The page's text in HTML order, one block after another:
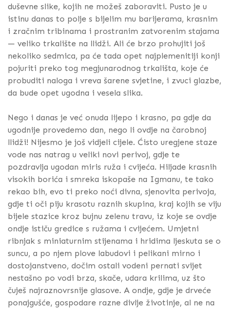
duševne slike, kojih ne možeš zaboraviti. Pusto je u
istinu danas to polje s bijelim mu barijerama, krasnim
i zračnim tribinama i prostranim zatvorenim stajama
— veliko trkalište na llidži. Ali će brzo prohujiti još
nekoliko sedmica, pa će tada opet najplemenitiji konji
pojuriti preko tog megjunarodnog trkališta, koje će
probuditi naloga i vreva šarene svjetine, i zvuci glazbe,
da bude opet ugodna i vesela slika.
Nego i danas je već onuda lijepo i krasno, pa gdje da
ugodnije provedemo dan, nego li ovdje na čarobnoj
llidži! Nijesmo je još vidjeli cijele. Ćisto uregjene staze
vode nas natrag u veliki novi perivoj, gdje te
pozdravlja ugodan miris ruža i cvijeća. Hiljade krasnih
visokih borića i smreka iskopaše na Igmanu, te tako
rekao bih, evo ti preko noći divna, sjenovita perivoja,
gdje ti oči piju krasotu raznih skupina, kraj kojih se viju
bijele stazice kroz bujnu zelenu travu, iz koje se ovdje
ondje ističu gredice s ružama i cvijećem. Umjetni
ribnjak s miniaturnim stijenama i hridima ljeskuta se o
suncu, a po njem plove labudovi i pelikani mirno i
dostojanstveno, dočim ostali vodeni pernati svijet
nestašno po vodi brza, skače, udara krilima, uz što
čuješ najraznovrsnije glasove. A ondje, gdje je drveće
ponajgušće, gospodare razne divlje životinje, al ne na